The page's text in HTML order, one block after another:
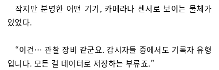
작지만 분명한 어떤 기기, 카메라나 센서로 보이는 물체가
있었다.
“이건… 관찰 장비 같군요. 감시자들 중에서도 기록자 유형
입니다. 모든 걸 데이터로 저장하는 부류죠.”